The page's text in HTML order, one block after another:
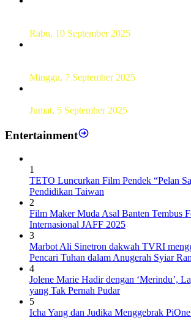
Rabu, 10 September 2025
Minggu, 7 September 2025
Jumat, 5 September 2025
Entertainment
1
TETO Luncurkan Film Pendek “Pelan
Pendidikan Taiwan
2
Film Maker Muda Asal Banten Tembus
Internasional JAFF 2025
3
Marbot Ali Sinetron dakwah TVRI
Pencari Tuhan dalam Anugerah Syiar
4
Jolene Marie Hadir dengan ‘Merindu’,
yang Tak Pernah Pudar
5
Icha Yang dan Judika Menggebrak